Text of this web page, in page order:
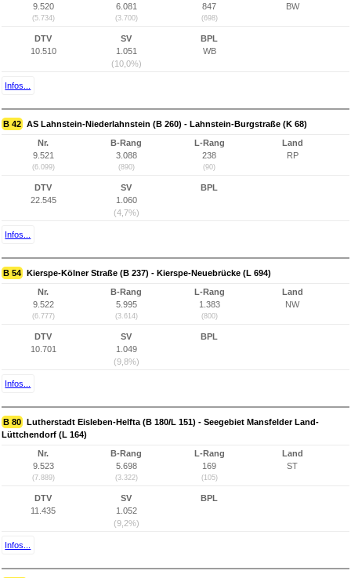
9.520
(5.734)
6.081
(3.700)
847
(698)
BW
DTV
10.510
SV
1.051
(10,0%)
BPL
WB
Infos...
B 42 AS Lahnstein-Niederlahnstein (B 260) - Lahnstein-Burgstraße (K 68)
Nr.
9.521
(6.099)
B-Rang
3.088
(890)
L-Rang
238
(90)
Land
RP
DTV
22.545
SV
1.060
(4,7%)
BPL
Infos...
B 54 Kierspe-Kölner Straße (B 237) - Kierspe-Neuebrücke (L 694)
Nr.
9.522
(6.777)
B-Rang
5.995
(3.614)
L-Rang
1.383
(800)
Land
NW
DTV
10.701
SV
1.049
(9,8%)
BPL
Infos...
B 80 Lutherstadt Eisleben-Helfta (B 180/L 151) - Seegebiet Mansfelder Land-
Lüttchendorf (L 164)
Nr.
9.523
(7.889)
B-Rang
5.698
(3.322)
L-Rang
169
(105)
Land
ST
DTV
11.435
SV
1.052
(9,2%)
BPL
Infos...